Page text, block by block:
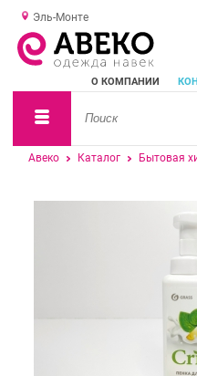
Эль-Монте
О КОМПАНИИ
Авеко Каталог Бытовая